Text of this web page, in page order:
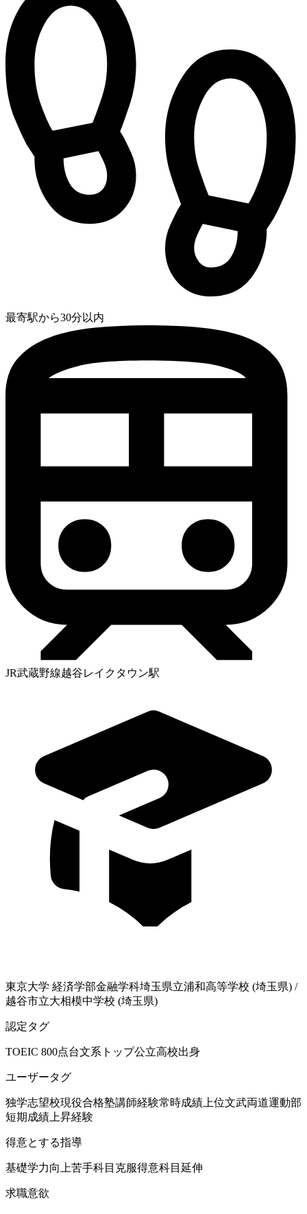
最寄駅から30分以内
JR武蔵野線越谷レイクタウン駅
東京大学 経済学部金融学科埼玉県立浦和高等学校 (埼玉県) /
越谷市立大相模中学校 (埼玉県)
認定タグ
TOEIC 800点台文系 トップ公立高校出身
ユーザータグ
独学志望校現役合格塾講師経験常時成績上位文武両道運動部
短期成績上昇経験
得意とする指導
基礎学力向上苦手科目克服得意科目延伸
求職意欲